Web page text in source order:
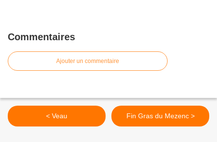
Commentaires
Ajouter un commentaire
< Veau Fin Gras du Mezenc >